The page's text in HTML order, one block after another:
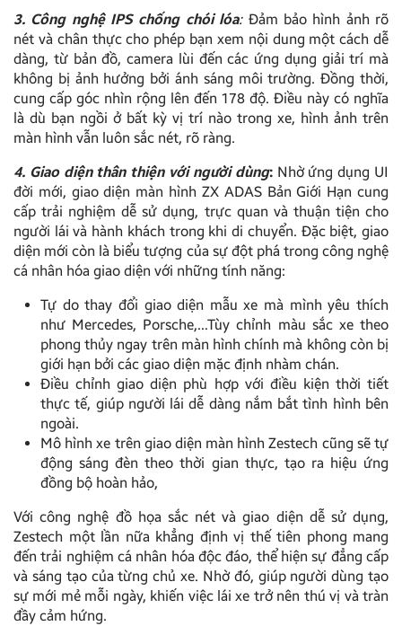
3. Công nghệ IPS chống chói lóa:Đảm bảo hình ảnh rõ
nét và chân thực cho phép bạn xem nội dung một cách dễ
dàng, từ bản đồ, camera lùi đến các ứng dụng giải trí mà
không bị ảnh hưởng bởi ánh sáng môi trường. Đồng thời,
cung cấp góc nhìn rộng lên đến 178 độ. Điều này có nghĩa
là dù bạn ngồi ở bất kỳ vị trí nào trong xe, hình ảnh trên
màn hình vẫn luôn sắc nét, rõ ràng.
4. Giao diện thân thiện với người dùng:Nhờ ứng dụng UI
đời mới, giao diện màn hình ZX ADAS Bản Giới Hạn cung
cấp trải nghiệm dễ sử dụng, trực quan và thuận tiện cho
người lái và hành khách trong khi di chuyển. Đặc biệt, giao
diện mới còn là biểu tượng của sự đột phá trong công nghệ
cá nhân hóa giao diện với những tính năng:
Tự do thay đổi giao diện mẫu xe mà mình yêu thích
như Mercedes, Porsche,…Tùy chỉnh màu sắc xe theo
phong thủy ngay trên màn hình chính mà không còn bị
giới hạn bởi các giao diện mặc định nhàm chán.
Điều chỉnh giao diện phù hợp với điều kiện thời tiết
thực tế, giúp người lái dễ dàng nắm bắt tình hình bên
ngoài.
Mô hình xe trên giao diện màn hình Zestech cũng sẽ tự
động sáng đèn theo thời gian thực, tạo ra hiệu ứng
đồng bộ hoàn hảo,
Với công nghệ đồ họa sắc nét và giao diện dễ sử dụng,
Zestech một lần nữa khẳng định vị thế tiên phong mang
đến trải nghiệm cá nhân hóa độc đáo, thể hiện sự đẳng cấp
và sáng tạo của từng chủ xe. Nhờ đó, giúp người dùng tạo
sự mới mẻ mỗi ngày, khiến việc lái xe trở nên thú vị và tràn
đầy cảm hứng.